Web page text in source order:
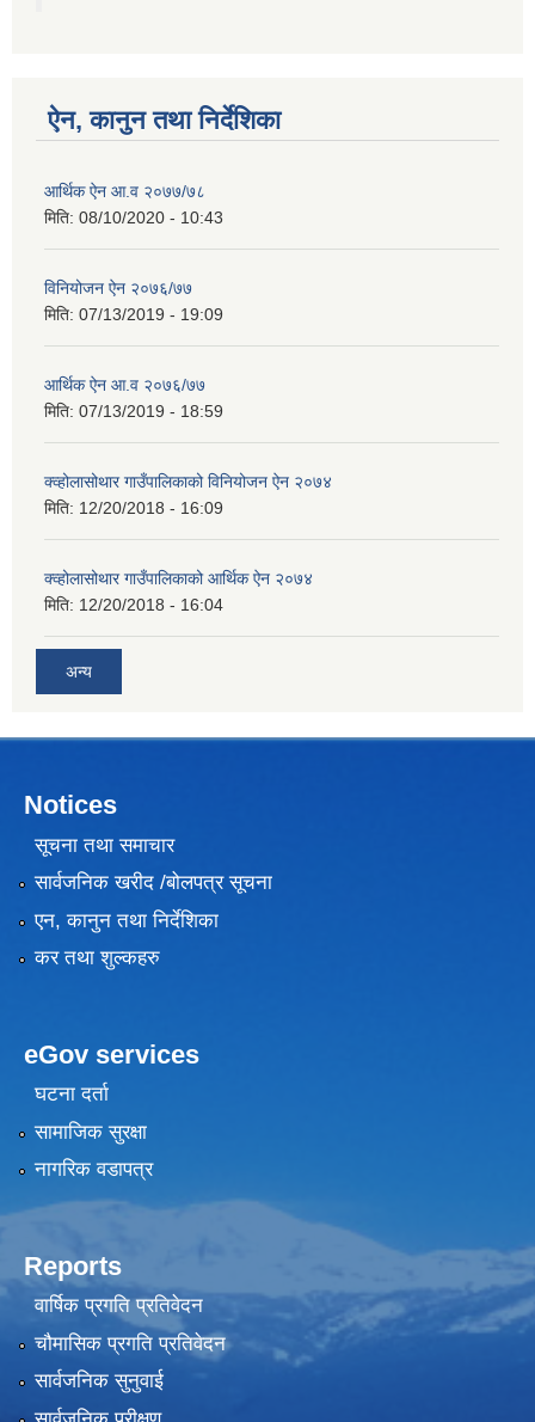
ऐन, कानुन तथा निर्देशिका
आर्थिक ऐन आ.व २०७७/७८
मिति: 08/10/2020 - 10:43
विनियोजन ऐन २०७६/७७
मिति: 07/13/2019 - 19:09
आर्थिक ऐन आ.व २०७६/७७
मिति: 07/13/2019 - 18:59
क्व्होलासोथार गाउँपालिकाको विनियोजन ऐन २०७४
मिति: 12/20/2018 - 16:09
क्व्होलासोथार गाउँपालिकाको आर्थिक ऐन २०७४
मिति: 12/20/2018 - 16:04
अन्य
Notices
सूचना तथा समाचार
सार्वजनिक खरीद /बोलपत्र सूचना
एन, कानुन तथा निर्देशिका
कर तथा शुल्कहरु
eGov services
घटना दर्ता
सामाजिक सुरक्षा
नागरिक वडापत्र
Reports
वार्षिक प्रगति प्रतिवेदन
चौमासिक प्रगति प्रतिवेदन
सार्वजनिक सुनुवाई